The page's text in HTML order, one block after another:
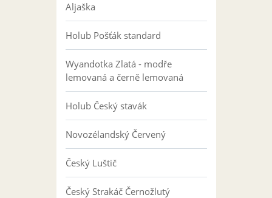
Aljaška
Holub Pošťák standard
Wyandotka Zlatá - modře
lemovaná a černě lemovaná
Holub Český stavák
Novozélandský Červený
Český Luštič
Český Strakáč Černožlutý